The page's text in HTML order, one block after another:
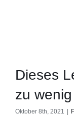
Dieses
zu
Oktober 8th, 2021